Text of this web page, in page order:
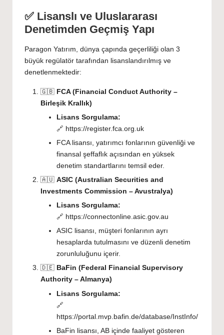
✅ Lisanslı ve Uluslararası
Denetimden Geçmiş Yapı
Paragon Yatırım, dünya çapında geçerliliği olan 3
büyük regülatör tarafından lisanslandırılmış ve
denetlenmektedir:
🇬🇧 FCA (Financial Conduct Authority –
Birleşik Krallık)
Lisans Sorgulama:
🔗 https://register.fca.org.uk
FCA lisansı, yatırımcı fonlarının güvenliği ve
finansal şeffaflık açısından en yüksek
denetim standartlarını temsil eder.
🇦🇺 ASIC (Australian Securities and
Investments Commission – Avustralya)
Lisans Sorgulama:
🔗 https://connectonline.asic.gov.au
ASIC lisansı, müşteri fonlarının ayrı
hesaplarda tutulmasını ve düzenli denetim
zorunluluğunu içerir.
🇩🇪 BaFin (Federal Financial Supervisory
Authority – Almanya)
Lisans Sorgulama:
🔗
https://portal.mvp.bafin.de/database/InstInfo/
BaFin lisansı, AB içinde faaliyet gösteren